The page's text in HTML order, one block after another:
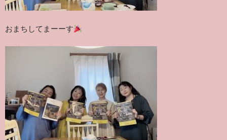
おまちしてまーーす